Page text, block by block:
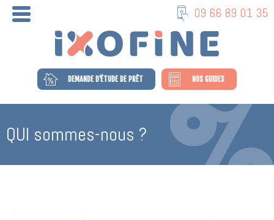
09 66 89 01 35
DEMANDE D'ÉTUDE DE PRÊT NOS GUIDES
QUI sommes-nous ?